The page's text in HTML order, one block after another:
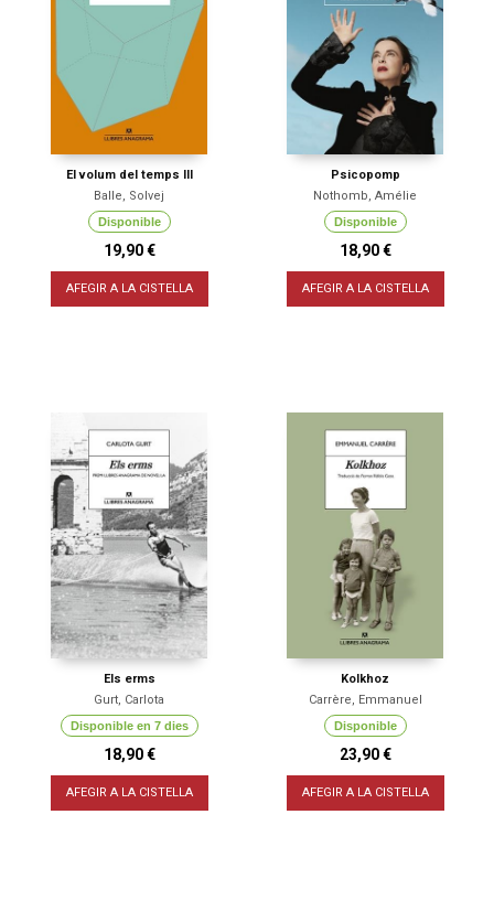
El volum del temps III
Balle, Solvej
Disponible
19,90 €
AFEGIR A LA CISTELLA
Psicopomp
Nothomb, Amélie
Disponible
18,90 €
AFEGIR A LA CISTELLA
Els erms
Gurt, Carlota
Disponible en 7 dies
18,90 €
AFEGIR A LA CISTELLA
Kolkhoz
Carrère, Emmanuel
Disponible
23,90 €
AFEGIR A LA CISTELLA